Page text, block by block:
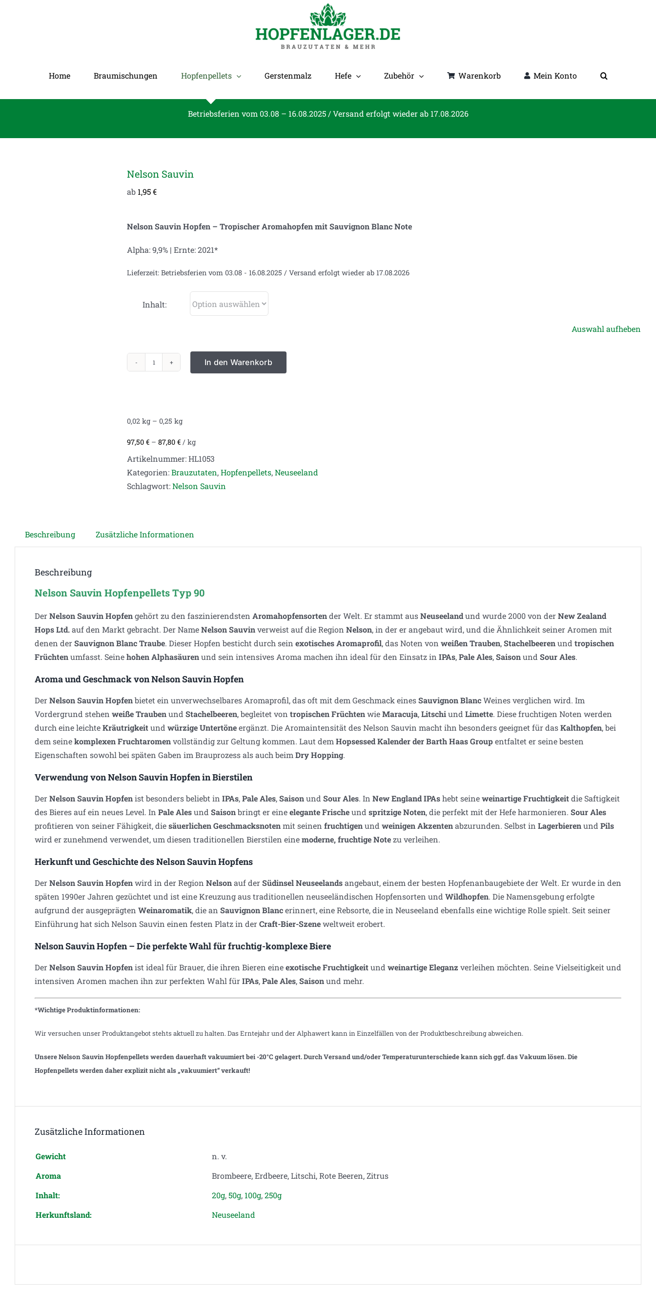
Home Braumischungen Hopfenpellets Gerstenmalz Hefe Zubehör Warenkorb Mein Konto
Betriebsferien vom 03.08 – 16.08.2025 / Versand erfolgt wieder ab 17.08.2026
Nelson Sauvin
ab 1,95€
Nelson Sauvin Hopfen – Tropischer Aromahopfen mit Sauvignon Blanc Note
Alpha: 9,9% | Ernte: 2021*
Lieferzeit: Betriebsferien vom 03.08 - 16.08.2025 / Versand erfolgt wieder ab 17.08.2026
Inhalt:
Auswahl aufheben
Nelson
In den Warenkorb
0,02 kg – 0,25 kg
97,50 € – 87,80 € / kg
Artikelnummer:HL1053
Kategorien:Brauzutaten,Hopfenpellets,Neuseeland
Schlagwort:Nelson Sauvin
Beschreibung Zusätzliche Informationen
Beschreibung
Nelson Sauvin Hopfenpellets Typ 90
DerNelson Sauvin Hopfengehört zu den faszinierendsten Aromahopfensortender Welt. Er stammt ausNeuseelandund wurde 2000 von derNew Zealand
Hops Ltd.auf den Markt gebracht. Der NameNelson Sauvinverweist auf die Region Nelson, in der er angebaut wird, und die Ähnlichkeit seiner Aromen mit
denen derSauvignon Blanc Traube. Dieser Hopfen besticht durch sein exotisches Aromaprofil, das Noten von weißen Trauben,Stachelbeerenund tropischen
Früchtenumfasst. Seinehohen Alphasäurenund sein intensives Aroma machen ihn ideal für den Einsatz in IPAs,Pale Ales,Saisonund Sour Ales.
Aroma und Geschmack von Nelson Sauvin Hopfen
DerNelson Sauvin Hopfenbietet ein unverwechselbares Aromaprofil, das oft mit dem Geschmack einesSauvignon BlancWeines verglichen wird. Im
Vordergrund stehen weiße Traubenund Stachelbeeren, begleitet von tropischen FrüchtenwieMaracuja,Litschiund Limette. Diese fruchtigen Noten werden
durch eine leichteKräutrigkeitund würzige Untertöneergänzt. Die Aromaintensität des Nelson Sauvin macht ihn besonders geeignet für dasKalthopfen, bei
dem seinekomplexen Fruchtaromenvollständig zur Geltung kommen. Laut demHopsessed Kalender der Barth Haas Groupentfaltet er seine besten
Eigenschaften sowohl bei späten Gaben im Brauprozess als auch beimDry Hopping.
Verwendung von Nelson Sauvin Hopfen in Bierstilen
DerNelson Sauvin Hopfenist besonders beliebt in IPAs,Pale Ales,Saisonund Sour Ales. In New England IPAshebt seineweinartige Fruchtigkeitdie Saftigkeit
des Bieres auf ein neues Level. In Pale Alesund Saisonbringt er eineelegante Frischeund spritzige Noten, die perfekt mit der Hefe harmonieren. Sour Ales
profitieren von seiner Fähigkeit, diesäuerlichen Geschmacksnotenmit seinen fruchtigenund weinigen Akzentenabzurunden. Selbst in Lagerbierenund Pils
wird er zunehmend verwendet, um diesen traditionellen Bierstilen einemoderne, fruchtige Notezu verleihen.
Herkunft und Geschichte des Nelson Sauvin Hopfens
DerNelson Sauvin Hopfenwird in der Region Nelsonauf derSüdinsel Neuseelandsangebaut, einem der besten Hopfenanbaugebiete der Welt. Er wurde in den
späten 1990er Jahren gezüchtet und ist eine Kreuzung aus traditionellen neuseeländischen Hopfensorten und Wildhopfen. Die Namensgebung erfolgte
aufgrund der ausgeprägten Weinaromatik, die an Sauvignon Blancerinnert, eine Rebsorte, die in Neuseeland ebenfalls eine wichtige Rolle spielt. Seit seiner
Einführung hat sich Nelson Sauvin einen festen Platz in derCraft-Bier-Szeneweltweit erobert.
Nelson Sauvin Hopfen – Die perfekte Wahl für fruchtig-komplexe Biere
DerNelson Sauvin Hopfenist ideal für Brauer, die ihren Bieren eineexotische Fruchtigkeitund weinartige Eleganz verleihen möchten. Seine Vielseitigkeit und
intensiven Aromen machen ihn zur perfekten Wahl fürIPAs,Pale Ales,Saisonund mehr.
*Wichtige Produktinformationen:
Wir versuchen unser Produktangebot stehts aktuell zu halten. Das Erntejahr und der Alphawert kann in Einzelfällen von der Produktbeschreibung abweichen.
Unsere Nelson Sauvin Hopfenpellets werden dauerhaft vakuumiert bei -20°C gelagert. Durch Versand und/oder Temperaturunterschiede kann sich ggf. das Vakuum lösen. Die
Hopfenpellets werdendaher explizit nicht als „vakuumiert“ verkauft!
Zusätzliche Informationen
Gewicht
n. v.
Aroma
Brombeere, Erdbeere, Litschi, Rote Beeren, Zitrus
Inhalt:
20g,50g, 100g,250g
Herkunftsland:
Neuseeland